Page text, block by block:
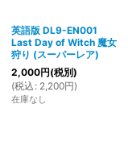
英語版 DL9-EN001
Last Day of Witch 魔女
狩り (スーパーレア)
2,000円(税別)
(税込 : 2,200円)
在庫なし